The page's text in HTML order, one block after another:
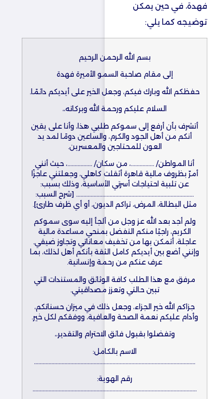
فهدة، في حين يمكن
توضيجه كما يلي:
بسم الله الرحمن الرحيم
إلى مقام صاحبة السمو الأميرة فهدة
حفظكم الله وبارك فيكم، وجعل الخير على أيديكم دائمًا.
السلام عليكم ورحمة الله وبركاته،،
أتشرف بأن أرفع إلى سموكم طلبي هذا، وأنا على يقين
أنكم من أهل الجود والكرم، والساعين دومًا لمد يد
العون للمحتاجين والمعسرين.
أنا المواطن/ …………….، من سكان/ ……………..، حيث أنني
أمرّ بظروف مالية قاهرة أثقلت كاهلي، وجعلتني عاجزًا
عن تلبية احتياجات أسرتي الأساسية، وذلك بسبب:
……………………………………………………………………… [شرح السبب:
مثل البطالة، المرض، تراكم الديون، أو أي ظرف طارئ].
ولم أجد بعد الله عز وجل من ألجأ إليه سوى سموكم
الكريم، راجيًا منكم التفضل بمنحي مساعدة مالية
عاجلة، أتمكن بها من تخفيف معاناتي وتجاوز ضيقي.
وإنني أضع بين أيديكم كامل الثقة بأنكم أهل لذلك، بما
عرف عنكم من رحمة وإنسانية.
مرفق مع هذا الطلب كافة الوثائق والمستندات التي
تبين حالتي وتعزز مصداقيتي.
جزاكم الله خير الجزاء، وجعل ذلك في ميزان حسناتكم،
وأدام عليكم نعمة الصحة والعافية، ووفقكم لكل خير.
وتفضلوا بقبول فائق الاحترام والتقدير،،
الاسم بالكامل:
…………………………………………………………………………………………………
رقم الهوية:
…………………………………………………………………………………………………..